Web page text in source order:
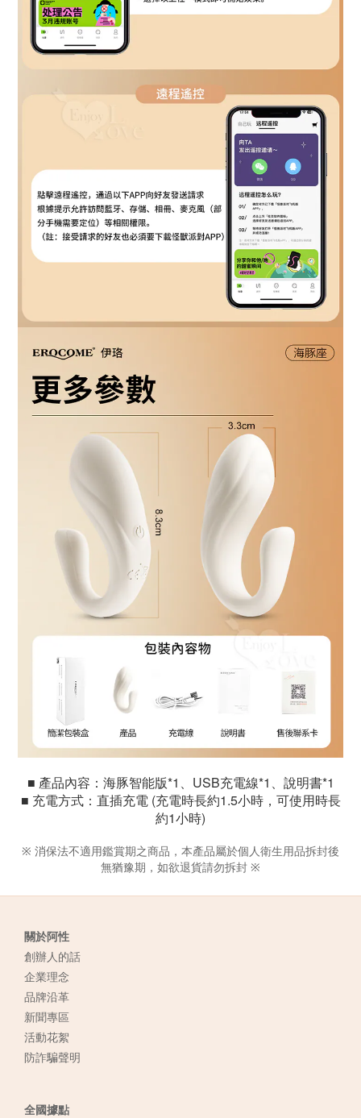
■ 產品內容： 海豚智能版*1、USB充電線*1、說明書*1
■ 充電方式： 直插充電 (充電時長約1.5小時，可使用時長
約1小時)
※ 消保法不適用鑑賞期之商品，本產品屬於個人衛生用品拆封後
無猶豫期，如欲退貨請勿拆封 ※
關於阿性
創辦人的話
企業理念
品牌沿革
新聞專區
活動花絮
防詐騙聲明
全國據點